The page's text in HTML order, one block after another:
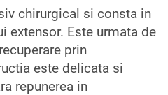
chirurgical si consta in
extensor. Este urmata de
prin
este delicata si
repunerea in